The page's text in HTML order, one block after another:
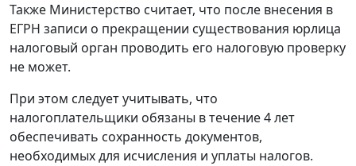
Также Министерство считает, что после внесения в
ЕГРН записи о прекращении существования юрлица
налоговый орган проводить его налоговую проверку
не может.
При этом следует учитывать, что
налогоплательщики обязаны в течение 4 лет
обеспечивать сохранность документов,
необходимых для исчисления и уплаты налогов.